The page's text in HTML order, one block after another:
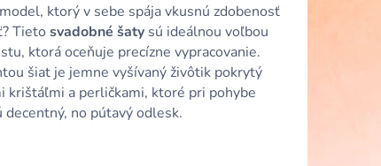
ktorý v sebe spája vkusnú zdobenosť
Tieto svadobné šaty sú ideálnou voľbou
ktorá oceňuje precízne vypracovanie.
šiat je jemne vyšívaný živôtik pokrytý
krištáľmi a perličkami, ktoré pri pohybe
decentný, no pútavý odlesk.
VOLÁNOVÉ
VÝSTRIHOM